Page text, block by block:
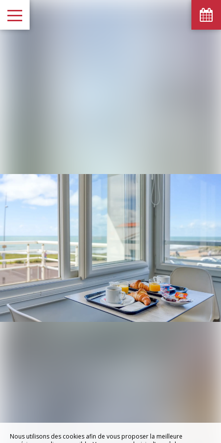
Nous utilisons des cookies afin de vous proposer la meilleure